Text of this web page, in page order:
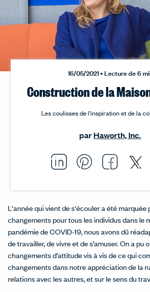
16/05/2021 • Lecture de 6
Construction de la
Les coulisses de l’inspiration et de la
parHaworth, Inc.
Share this
Opens in a
Pin this
Opens
L'année qui vient de s'écouler a été marquée
changements pour tous les individus dans le
pandémie de COVID-19, nous avons dû
de travailler, de vivre et de s’amuser. On a pu
changements d’attitude vis à vis de ce qui
changements dans notre appréciation de la
relations avec les autres, et sur le sens du